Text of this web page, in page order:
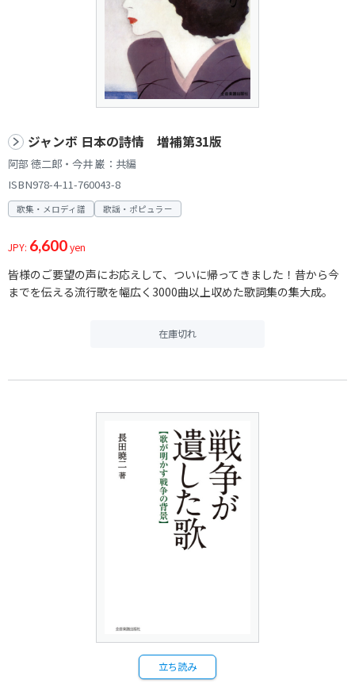
ジャンボ 日本の詩情 増補第31版
阿部 徳二郎・今井 巌：共編
ISBN978-4-11-760043-8
歌集・メロディ譜 歌謡・ポピュラー
JPY: 6,600yen
皆様のご要望の声にお応えして、ついに帰ってきました！昔から今
までを伝える流行歌を幅広く3000曲以上収めた歌詞集の集大成。
在庫切れ
立ち読み